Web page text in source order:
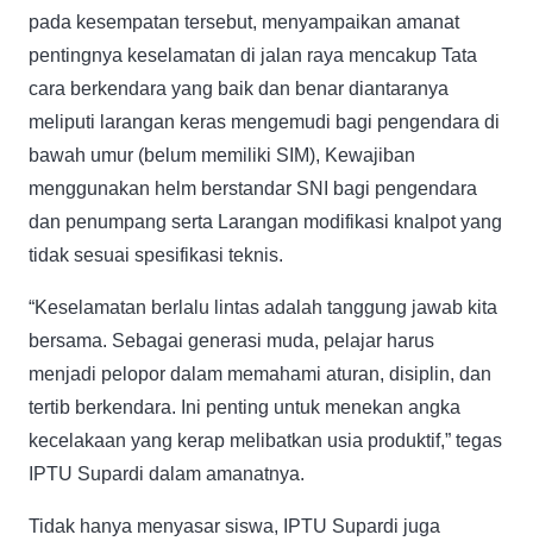
pada kesempatan tersebut, menyampaikan amanat
pentingnya keselamatan di jalan raya mencakup Tata
cara berkendara yang baik dan benar diantaranya
meliputi larangan keras mengemudi bagi pengendara di
bawah umur (belum memiliki SIM), Kewajiban
menggunakan helm berstandar SNI bagi pengendara
dan penumpang serta Larangan modifikasi knalpot yang
tidak sesuai spesifikasi teknis.
“Keselamatan berlalu lintas adalah tanggung jawab kita
bersama. Sebagai generasi muda, pelajar harus
menjadi pelopor dalam memahami aturan, disiplin, dan
tertib berkendara. Ini penting untuk menekan angka
kecelakaan yang kerap melibatkan usia produktif,” tegas
IPTU Supardi dalam amanatnya.
Tidak hanya menyasar siswa, IPTU Supardi juga